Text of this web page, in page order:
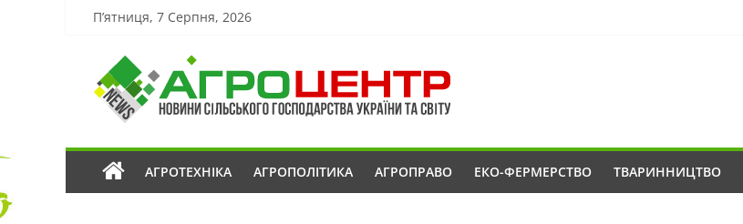
П’ятниця, 7 Серпня, 2026
АГРОТЕХНІКА АГРОПОЛІТИКА АГРОПРАВО ЕКО-ФЕРМЕРСТВО ТВАРИННИЦТВО